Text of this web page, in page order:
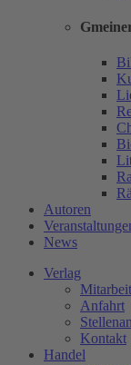
Autoren
News
Verlag
Anfahrt
Kontakt
Handel